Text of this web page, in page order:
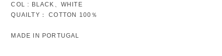
COL : BLACK、WHITE
QUAILTY： COTTON 100％
MADE IN PORTUGAL